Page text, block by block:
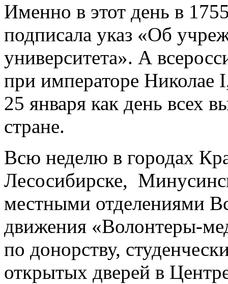
Именно в этот день в
подписала указ «Об
университета». А
при императоре Николае
25 января как день всех
стране.
Всю неделю в городах
Лесосибирске,
местными отделениями
движения «Волонтеры-
по донорству,
открытых дверей в